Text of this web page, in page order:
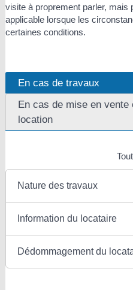
visite à proprement parler, mais
applicable lorsque les
certaines conditions.
En cas de travaux
En cas de mise en vente
location
Nature des travaux
Information du locataire
Dédommagement du